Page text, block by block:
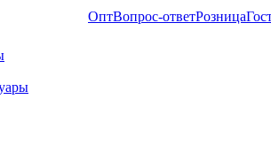
ОптВопрос-ответРозница